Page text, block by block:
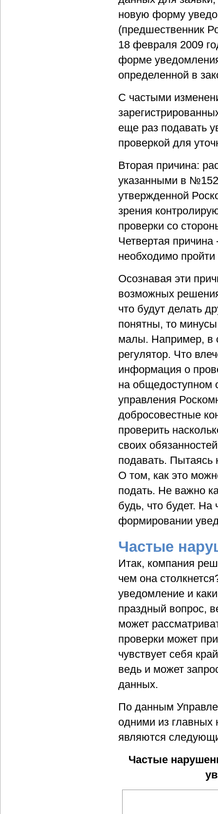
новую форму
(предшественник
18 февраля 2009
форме
определенной в
С частыми
еще раз подавать
проверкой для
Вторая причина:
указанными в
утвержденной
зрения
проверки со
Четвертая причина
необходимо
Осознавая эти
возможных
что будут делать
понятны, то
малы. Например, в
регулятор. Что
информация о
на общедоступном
управления
добросовестные
проверить
своих
подавать. Пытаясь
О том, как это
подать. Не важно
будь, что будет. На
формировании
Частые
Итак, компания
чем она
уведомление и
праздный вопрос,
может
проверки может
чувствует себя
ведь и может
данных.
По данным
одними из главных
являются
Частые